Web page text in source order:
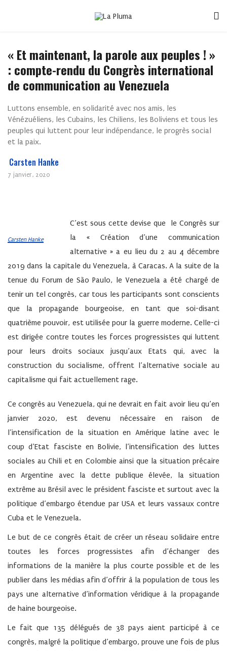
« Et maintenant, la parole aux peuples ! »
: compte-rendu du Congrès international
de communication au Venezuela
Luttons ensemble, en solidarité avec nos amis, les
Vénézuéliens, les Cubains, les Chiliens, les Boliviens et tous les
peuples qui luttent pour leur indépendance, le progrès social
et la paix.
Carsten Hanke
7 janvier, 2020
Carsten Hanke
C’est sous cette devise que le Congrès sur
la « Création d’une communication
alternative » a eu lieu du 2 au 4 décembre
2019 dans la capitale du Venezuela, à Caracas. A la suite de la
tenue du Forum de São Paulo, le Venezuela a été chargé de
tenir un tel congrès, car tous les participants sont conscients
que la propagande bourgeoise, en tant que soi-disant
quatrième pouvoir, est utilisée pour la guerre moderne. Celle-ci
est dirigée contre toutes les forces progressistes qui luttent
pour leurs droits sociaux jusqu’aux Etats qui, avec la
construction du socialisme, offrent l’alternative sociale au
capitalisme qui fait actuellement rage.
Ce congrès au Venezuela, qui ne devrait en fait avoir lieu qu’en
janvier 2020, est devenu nécessaire en raison de
l’intensification de la situation en Amérique latine avec le
coup d’Etat fasciste en Bolivie, l’intensification des luttes
sociales au Chili et en Colombie ainsi que la situation précaire
en Argentine avec la dette publique élevée, la situation
extrême au Brésil avec le président fasciste et surtout avec la
politique d’embargo étendue par USA et leurs vassaux contre
Cuba et le Venezuela.
Le but de ce congrès était de créer un réseau solidaire entre
toutes les forces progressistes afin d’échanger des
informations de la manière la plus courte possible et de les
publier dans les médias afin d’offrir à la population de tous les
pays une alternative d’information véridique à la propagande
de haine bourgeoise.
Le fait que 135 délégués de 38 pays aient participé à ce
congrès, malgré la politique d’embargo, prouve une fois de plus